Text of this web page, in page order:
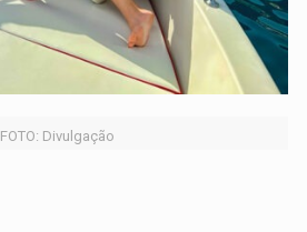
FOTO: Divulgação